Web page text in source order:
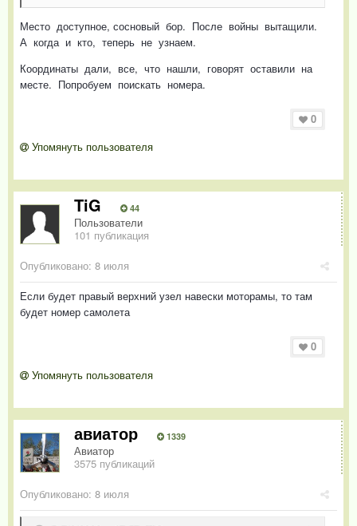
Место доступное, сосновый бор. После войны вытащили.
А когда и кто, теперь не узнаем.
Координаты дали, все, что нашли, говорят оставили на
месте. Попробуем поискать номера.
0
Упомянуть пользователя
TiG 44
Пользователи
101 публикация
Опубликовано: 8 июля
Если будет правый верхний узел навески моторамы, то там
будет номер самолета
0
Упомянуть пользователя
авиатор 1339
Авиатор
3575 публикаций
Опубликовано: 8 июля